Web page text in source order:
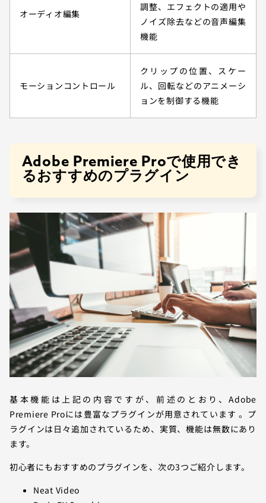
オーディオ編集
調整、エフェクトの適用や
ノイズ除去などの音声編集
機能
モーションコントロール
クリップの位置、スケー
ル、回転などのアニメーシ
ョンを制御する機能
Adobe Premiere Proで使用でき
るおすすめのプラグイン
基本機能は上記の内容ですが、前述のとおり、Adobe
Premiere Proには豊富なプラグインが用意されています 。プ
ラグインは日々追加されているため、実質、機能は無数にあり
ます。
初心者にもおすすめのプラグインを、次の3つご紹介します。
Neat Video